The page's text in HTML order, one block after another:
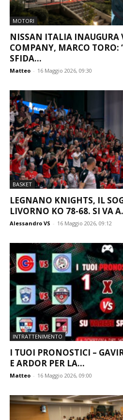
MOTORI
NISSAN ITALIA INAUGURA
COMPANY, MARCO TORO:
SFIDA...
Matteo - 16 Maggio 2026, 09:30
BASKET
LEGNANO KNIGHTS, IL
LIVORNO KO 78-68. SI VA
Alessandro VS - 16 Maggio 2026, 09:12
INTRATTENIMENTO
I TUOI PRONOSTICI –
E ARDOR PER LA...
Matteo - 16 Maggio 2026, 09:00